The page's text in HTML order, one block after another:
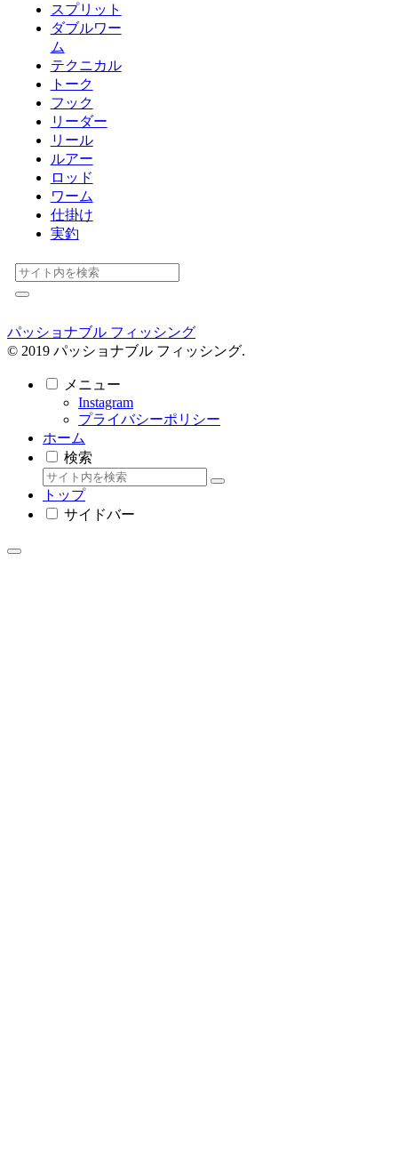
スプリット
ダブルワー
ム
テクニカル
トーク
フック
リーダー
リール
ルアー
ロッド
ワーム
仕掛け
実釣
パッショナブル フィッシング
© 2019 パッショナブル フィッシング.
メニュー
Instagram
プライバシーポリシー
ホーム
検索
トップ
サイドバー